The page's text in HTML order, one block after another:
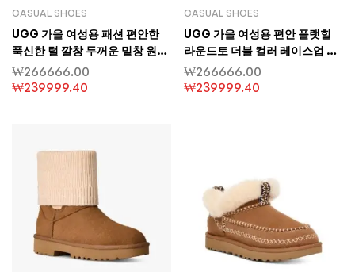
CASUAL SHOES
UGG 가을 여성용 패션 편안한
푹신한 털 깔창 두꺼운 밑창 원형
토우 캐주얼 슬립온 털신발
₩266666.00
₩239999.40
CASUAL SHOES
UGG 가을 여성용 편안 플랫힐
라운드토 더블 컬러 레이스업 패
션 로우탑 캐주얼 슈즈 스타 착용
모델
₩266666.00
₩239999.40